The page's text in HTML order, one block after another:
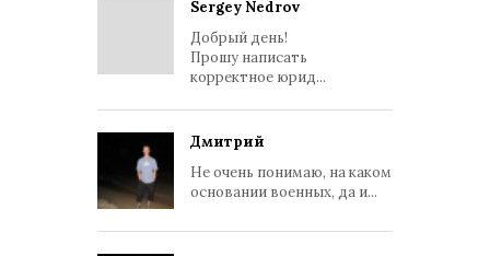
Sergey Nedrov
Добрый день!
Прошу написать
корректное юрид...
Дмитрий
Не очень понимаю, на каком
основании военных, да и...